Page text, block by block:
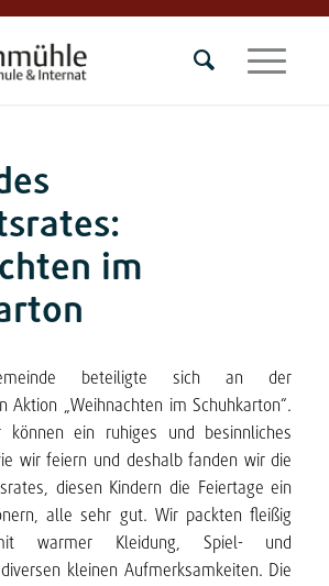
im
beteiligte sich an der
Aktion „Weihnachten im Schuhkarton“.
können ein ruhiges und besinnliches
wir feiern und deshalb fanden wir die
diesen Kindern die Feiertage ein
alle sehr gut. Wir packten fleißig
warmer Kleidung, Spiel- und
kleinen Aufmerksamkeiten. Die